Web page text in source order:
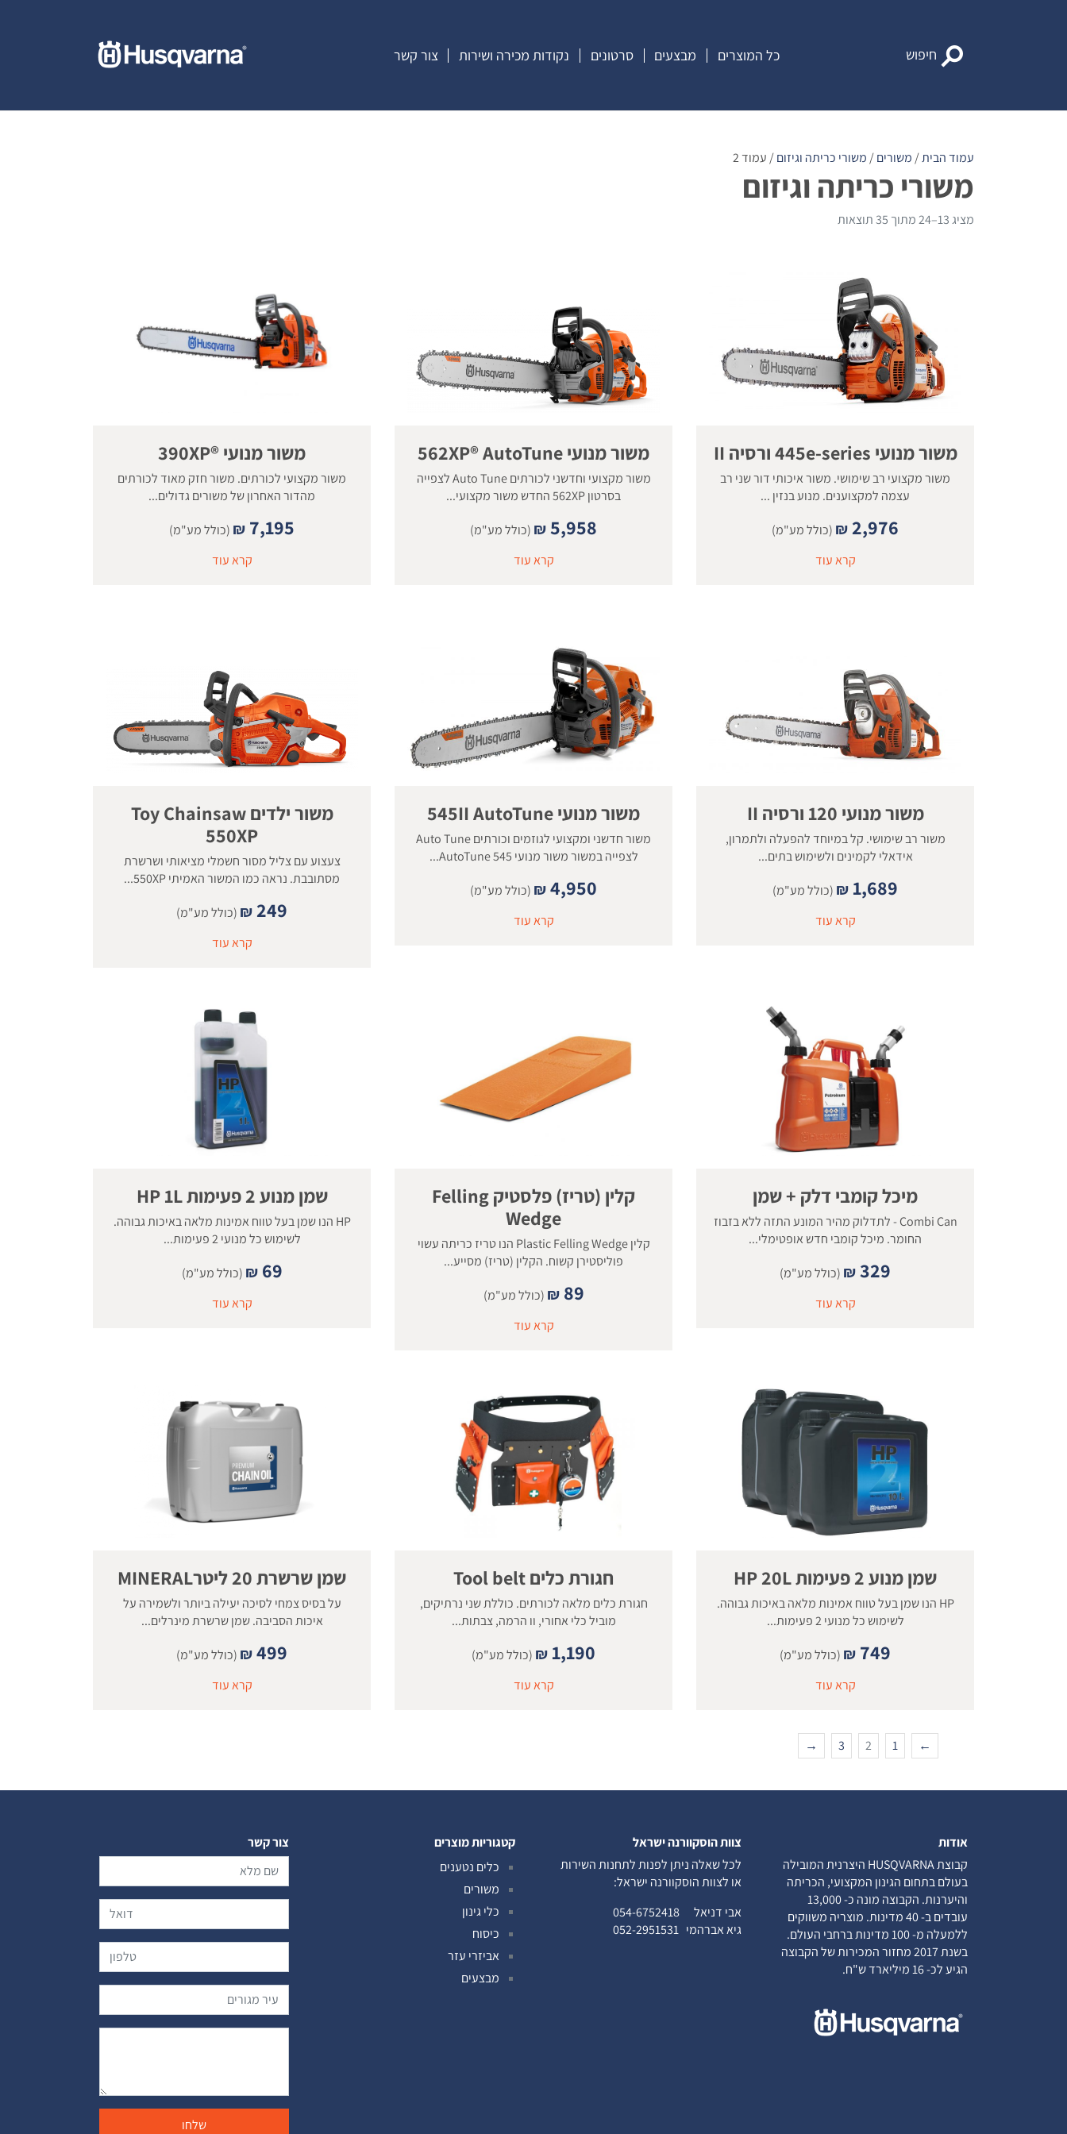
חיפוש כל המוצרים מבצעים סרטונים נקודות מכירה ושירות צור קשר
עמוד הבית/ משורים/ משורי כריתה וגיזום/ עמוד 2
משורי כריתה וגיזום
מציג 13–24 מתוך 35 תוצאות
משור מנועי 445e-series ורסיה II
משור מקצועי רב שימושי. משור איכותי דור שני רב
עצמה למקצוענים. מנוע בנזין ...
₪ 2,976
(כולל מע"מ)
קרא עוד
משור מנועי 562XP® AutoTune
משור מקצועי וחדשני לכורתים Auto Tune לצפייה
בסרטון 562XP החדש משור מקצועי...
₪5,958
(כולל מע"מ)
קרא עוד
משור מנועי ®390XP
משור מקצועי לכורתים. משור חזק מאוד לכורתים
מהדור האחרון של משורים גדולים...
₪ 7,195
(כולל מע"מ)
קרא עוד
משור מנועי 120 ורסיה II
משור רב שימושי. קל במיוחד להפעלה ולתמרון,
אידאלי לקמינים ולשימוש בתים...
₪ 1,689
(כולל מע"מ)
קרא עוד
משור מנועי 545II AutoTune
משור חדשני ומקצועי לגוזמים וכורתים Auto Tune
לצפייה במשור משור מנועי AutoTune 545...
₪4,950
(כולל מע"מ)
קרא עוד
משור ילדים Toy Chainsaw
550XP
צעצוע עם צליל מסור חשמלי מציאותי ושרשרת
מסתובבת. נראה כמו המשור האמיתי 550XP...
₪ 249
(כולל מע"מ)
קרא עוד
מיכל קומבי דלק + שמן
Combi Can - לתדלוק מהיר המונע התזה ללא בזבוז
החומר. מיכל קומבי חדש אופטימלי...
₪329
(כולל מע"מ)
קרא עוד
קלין (טריז) פלסטיק Felling
Wedge
קלין Plastic Felling Wedge הנו טריז כריתה עשוי
פוליסטירן קשוח. הקלין (טריז) מסייע...
₪ 89
(כולל מע"מ)
קרא עוד
שמן מנוע 2 פעימות HP 1L
HP הנו שמן בעל טווח אמינות מלאה באיכות גבוהה.
לשימוש כל מנועי 2 פעימות...
₪ 69
(כולל מע"מ)
קרא עוד
שמן מנוע 2 פעימות HP 20L
HP הנו שמן בעל טווח אמינות מלאה באיכות גבוהה.
לשימוש כל מנועי 2 פעימות...
₪ 749
(כולל מע"מ)
קרא עוד
חגורת כלים Tool belt
חגורת כלים מלאה לכורתים. כוללת שני נרתיקים,
מוביל כלי אחורי, וו הרמה, צבתות...
₪ 1,190
(כולל מע"מ)
קרא עוד
שמן שרשרת 20 ליטרMINERAL
על בסיס צמחי לסיכה יעילה ביותר ולשמירה על
איכות הסביבה. שמן שרשרת מינרלים...
₪499
(כולל מע"מ)
קרא עוד
←
1
2
3
→
אודות
קבוצת HUSQVARNA היצרנית המובילה
בעולם בתחום הגינון המקצועי, הכריתה
והיערנות. הקבוצה מונה כ- 13,000
עובדים ב- 40 מדינות. מוצריה משווקים
ללמעלה מ- 100 מדינות ברחבי העולם.
בשנת 2017 מחזור המכירות של הקבוצה
הגיע לכ- 16 מיליארד ש"ח.
צוות הוסקוורנה ישראל
לכל שאלה ניתן לפנות לתחנות השירות
או לצוות הוסקוורנה ישראל:
אבי דניאל 054-6752418
גיא אברהמי 052-2951531
קטגוריות מוצרים
כלים נטענים
משורים
כלי גינון
כיסוח
אביזרי עזר
מבצעים
צור קשר